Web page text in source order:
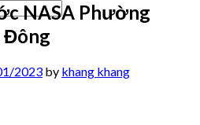
NASA Phường
Đông
2023 by khang khang